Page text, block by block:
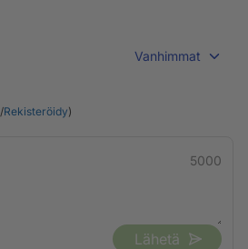
Vanhimmat
/Rekisteröidy)
5000
Lähetä